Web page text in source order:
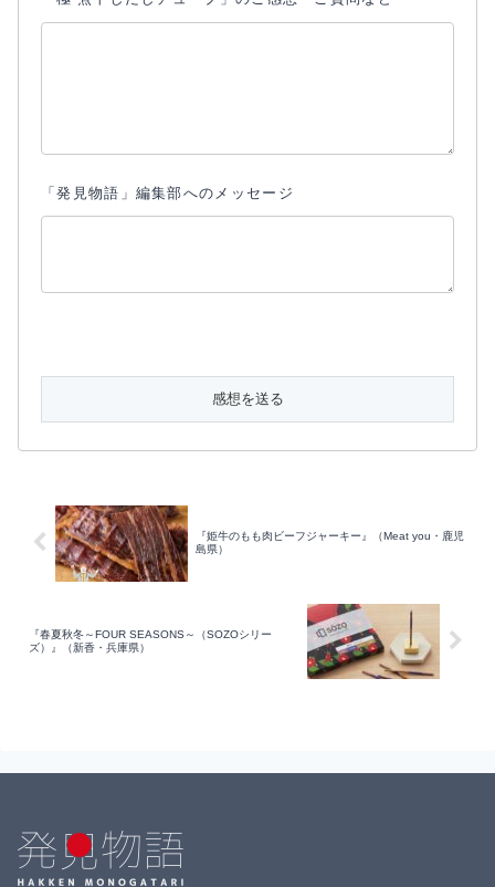
「発見物語」編集部へのメッセージ
『姫牛のもも肉ビーフジャーキー』（Meat you・鹿児
島県）
『春夏秋冬～FOUR SEASONS～（SOZOシリー
ズ）』（新香・兵庫県）